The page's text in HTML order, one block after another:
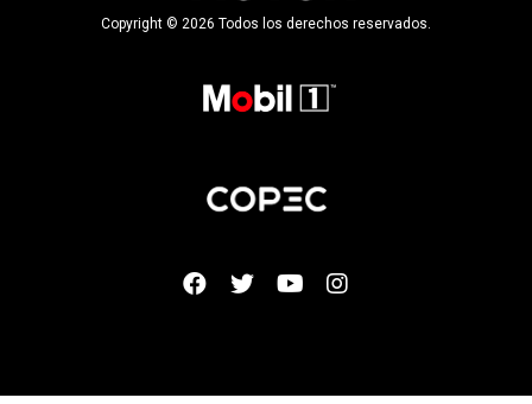
Copyright © 2026 Todos los derechos reservados.